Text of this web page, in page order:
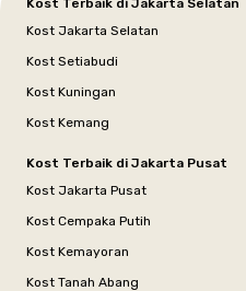
Kost Terbaik di Jakarta Selatan
Kost Jakarta Selatan
Kost Setiabudi
Kost Kuningan
Kost Kemang
Kost Terbaik di Jakarta Pusat
Kost Jakarta Pusat
Kost Cempaka Putih
Kost Kemayoran
Kost Tanah Abang